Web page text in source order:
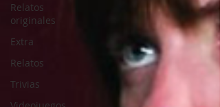
Relatos
originales
Extra
Relatos
Trivias